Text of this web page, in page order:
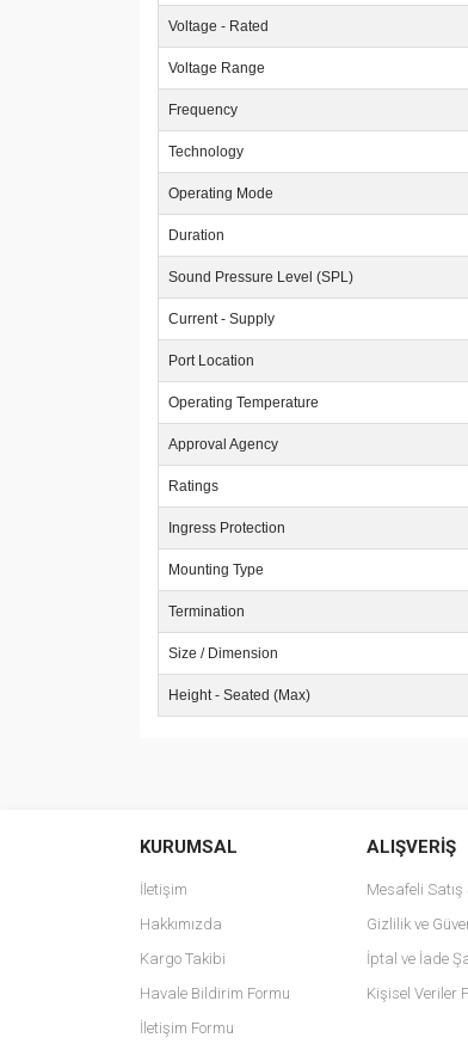
Voltage - Rated
Voltage Range
Frequency
Technology
Operating Mode
Duration
Sound Pressure Level (SPL)
Current - Supply
Port Location
Operating Temperature
Approval Agency
Ratings
Ingress Protection
Mounting Type
Termination
Size / Dimension
Height - Seated (Max)
Ürün resmi kalitesiz, bozuk veya
Ürün açıklamasında eksik bilgiler
Ürün bilgilerinde hatalar bulunuyor.
Ürün fiyatı diğer sitelerden daha pahalı.
KURUMSAL
İletişim
Hakkımızda
Kargo Takibi
Havale Bildirim Formu
İletişim Formu
ALIŞVERİŞ
Mesafeli Satış
Gizlilik ve
İptal ve İade
Kişisel Veriler